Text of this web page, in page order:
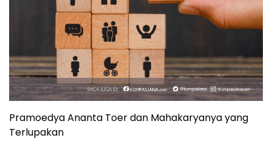
Pramoedya Ananta Toer dan Mahakaryanya yang
Terlupakan